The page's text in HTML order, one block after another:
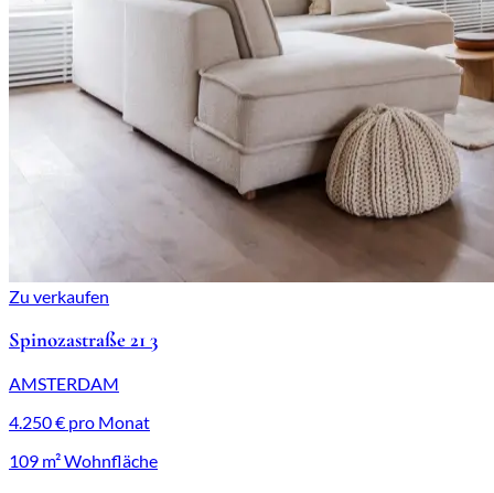
Zu verkaufen
Spinozastraße 21 3
AMSTERDAM
4.250 € pro Monat
109 m² Wohnfläche